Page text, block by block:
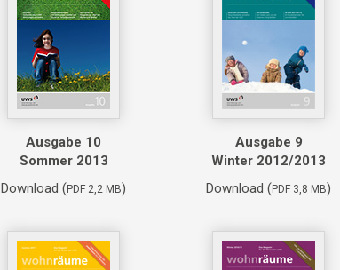
Ausgabe 10
Sommer 2013
Download (PDF 2,2 MB)
Ausgabe 9
Winter 2012/2013
Download (PDF 3,8 MB)